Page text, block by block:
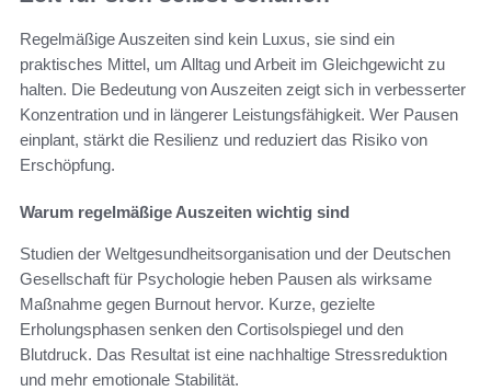
Regelmäßige Auszeiten sind kein Luxus, sie sind ein
praktisches Mittel, um Alltag und Arbeit im Gleichgewicht zu
halten. Die Bedeutung von Auszeiten zeigt sich in verbesserter
Konzentration und in längerer Leistungsfähigkeit. Wer Pausen
einplant, stärkt die Resilienz und reduziert das Risiko von
Erschöpfung.
Warum regelmäßige Auszeiten wichtig sind
Studien der Weltgesundheitsorganisation und der Deutschen
Gesellschaft für Psychologie heben Pausen als wirksame
Maßnahme gegen Burnout hervor. Kurze, gezielte
Erholungsphasen senken den Cortisolspiegel und den
Blutdruck. Das Resultat ist eine nachhaltige Stressreduktion
und mehr emotionale Stabilität.